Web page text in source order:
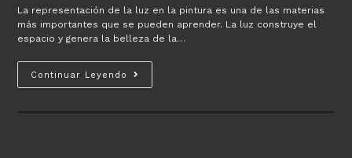
la
entrada:
La representación de la luz en la pintura es una de las materias
más importantes que se pueden aprender. La luz construye el
espacio y genera la belleza de la…
Continuar Leyendo
de